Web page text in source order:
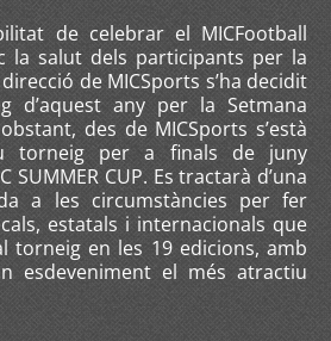
de celebrar el MICFootball
la salut dels participants per la
de MICSports s’ha decidit
d’aquest any per la Setmana
des de MICSports s’està
torneig per a finals de juny
SUMMER CUP. Es tractarà d’una
a les circumstàncies per fer
estatals i internacionals que
torneig en les 19 edicions, amb
esdeveniment el més atractiu